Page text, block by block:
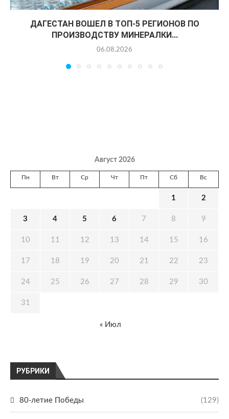
ДАГЕСТАН ВОШЕЛ В ТОП-5 РЕГИОНОВ ПО
ПРОИЗВОДСТВУ МИНЕРАЛКИ...
06.08.2026
РУБРИКИ
80-летие Победы (129)
Август 2026
Пн Вт Ср Чт Пт Сб Вс
1 2
3 4 5 6 7 8 9
10 11 12 13 14 15 16
17 18 19 20 21 22 23
24 25 26 27 28 29 30
31
« Июл